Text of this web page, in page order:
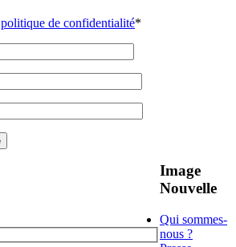
politique de confidentialité*
Image
Nouvelle
Qui sommes-
nous ?